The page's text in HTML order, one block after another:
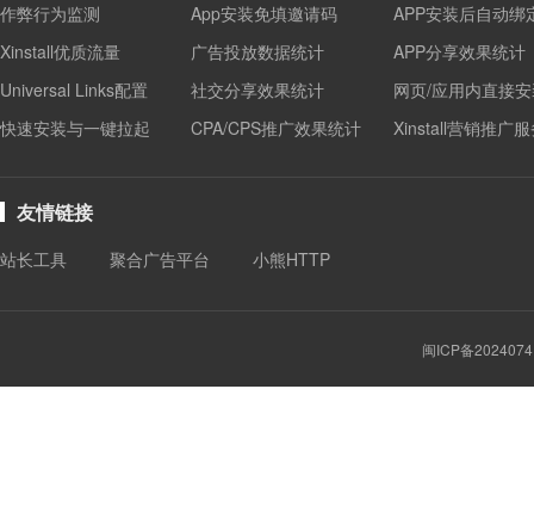
作弊行为监测
Xinstall优质流量
Universal Links配置
快速安装与一键拉起
App安装免填邀请码
APP安装后自动绑
广告投放数据统计
APP分享效果统计
社交分享效果统计
网页/应用内直接
CPA/CPS推广效果统计
Xinstall营销推广
友情链接
站长工具 聚合广告平台 小熊HTTP
闽ICP备